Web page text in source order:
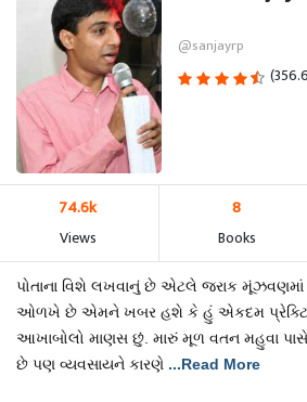
@sanjayrp
74.6k
Views
8
Books
પોતાના વિશે લખવાનું છે એટલે જરાક
ઓળખે છે એમને ખબર હશે કે હું એકદમ
આખાબોલો માણસ છું. મારું મૂળ વતન મહુવા પાસે
છે પણ વ્યવસાયને કારણે ...Read More